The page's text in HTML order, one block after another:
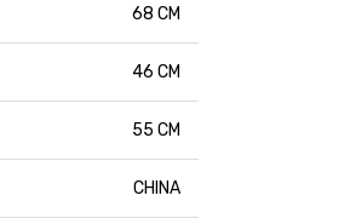
68 CM
46 CM
55 CM
CHINA